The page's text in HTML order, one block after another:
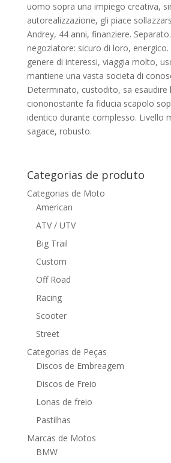
uomo sopra una impiego creativa,
autorealizzazione, gli piace
Andrey, 44 anni, finanziere.
negoziatore: sicuro di loro, energico.
genere di interessi, viaggia molto,
mantiene una vasta societa di
Determinato, custodito, sa esaudire
ciononostante fa fiducia scapolo
identico durante complesso. Livello
sagace, robusto.
Categorias de produto
Categorias de Moto
American
ATV / UTV
Big Trail
Custom
Off Road
Racing
Scooter
Street
Categorias de Peças
Discos de Embreagem
Discos de Freio
Lonas de freio
Pastilhas
Marcas de Motos
BMW